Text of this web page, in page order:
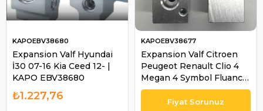
Expansion Valf Hyundai
İ30 07-16 Kia Ceed 12- |
KAPO EBV38680
KAPOEBV38680
₺1.227,76
Expansion Valf Citroen
Peugeot Renault Clio 4
Megan 4 Symbol Fluance
Delikleri Dar | KAPO
EBV38677
KAPOEBV38677